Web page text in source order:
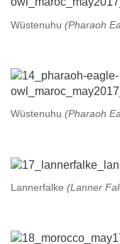
Wüstenuhu (Pharaoh
Wüstenuhu (Pharaoh
Lannerfalke (Lanner